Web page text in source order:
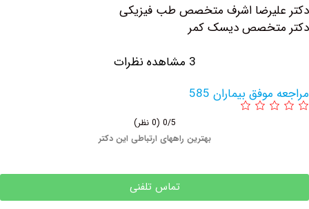
اشرف متخصص طب فیزیکی
دیسک کمر
بیماران 585
بهترین راههای ارتباطی این دکتر
تماس تلفنی